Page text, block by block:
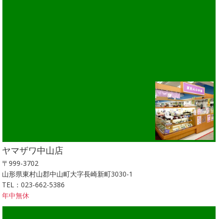
ヤマザワ中山店
〒999-3702
山形県東村山郡中山町大字長崎新町3030-1
TEL：023-662-5386
年中無休